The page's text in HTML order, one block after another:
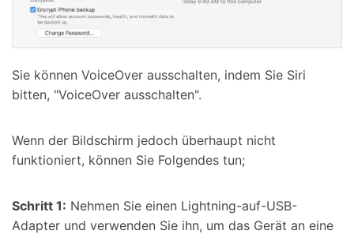
Sie können VoiceOver ausschalten, indem Sie Siri
bitten, "VoiceOver ausschalten".
Wenn der Bildschirm jedoch überhaupt nicht
funktioniert, können Sie Folgendes tun;
Schritt 1: Nehmen Sie einen Lightning-auf-USB-
Adapter und verwenden Sie ihn, um das Gerät an eine